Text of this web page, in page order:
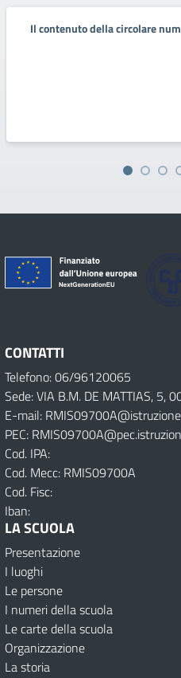
Il contenuto della circolare
CONTATTI
Telefono: 06/96120065
Sede: VIA B.M. DE MATTIAS, 5,
E-mail:
PEC:
Cod. IPA:
Cod. Mecc: RMIS09700A
Cod. Fisc:
Iban:
LA SCUOLA
Presentazione
I luoghi
Le persone
I numeri della scuola
Le carte della scuola
Organizzazione
La storia